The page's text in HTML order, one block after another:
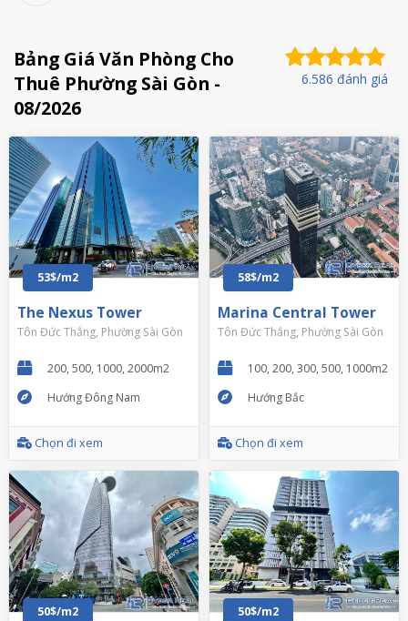
Bảng Giá Văn Phòng Cho
Thuê Phường Sài Gòn -
08/2026
6.586 đánh giá
53$/m2
The Nexus Tower
Tôn Đức Thắng, Phường Sài Gòn
200, 500, 1000, 2000m2
Hướng Đông Nam
Chọn đi xem
58$/m2
Marina Central Tower
Tôn Đức Thắng, Phường Sài Gòn
100, 200, 300, 500, 1000m2
Hướng Bắc
Chọn đi xem
50$/m2 50$/m2